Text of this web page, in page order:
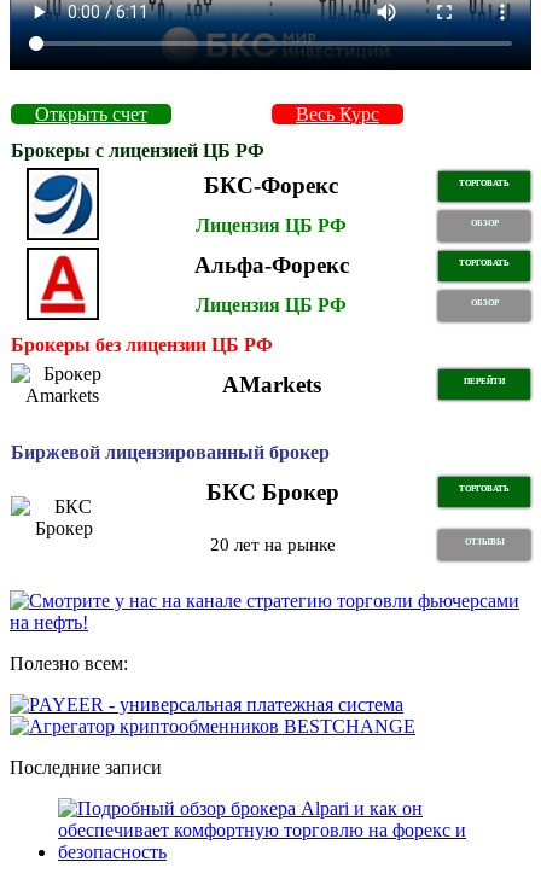
Открыть счет
Весь Курс
Брокеры с лицензией ЦБ РФ
БКС-Форекс ТОРГОВАТЬ
Лицензия ЦБ РФ ОБЗОР
Альфа-Форекс ТОРГОВАТЬ
Лицензия ЦБ РФ ОБЗОР
Брокеры без лицензии ЦБ РФ
AMarkets ПЕРЕЙТИ
Биржевой лицензированный брокер
БКС Брокер ТОРГОВАТЬ
20 лет на рынке ОТЗЫВЫ
Полезно всем:
Последние записи